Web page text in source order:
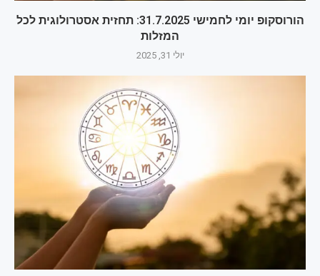
הורוסקופ יומי לחמישי 31.7.2025: תחזית אסטרולוגית לכל
המזלות
יולי 31, 2025